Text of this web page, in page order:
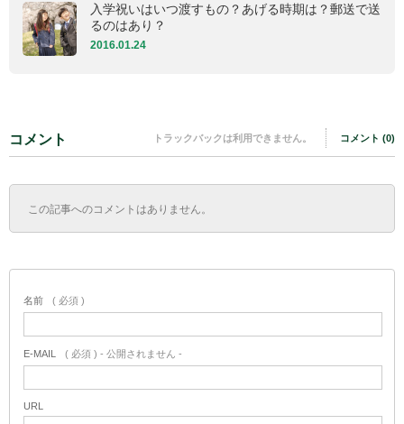
入学祝いはいつ渡すもの？あげる時期は？郵送で送
るのはあり？
2016.01.24
コメント トラックバックは利用できません。 コメント (0)
この記事へのコメントはありません。
名前 ( 必須 )
E-MAIL ( 必須 ) - 公開されません -
URL